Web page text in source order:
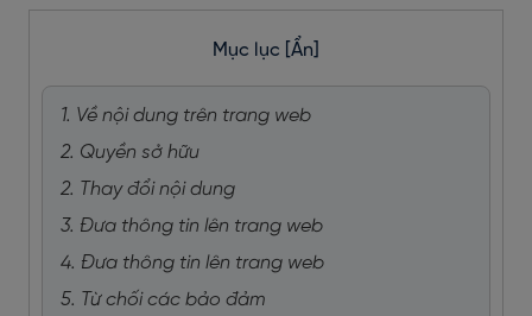
Mục lục [Ẩn]
1. Về nội dung trên trang web
2. Quyền sở hữu
2. Thay đổi nội dung
3. Đưa thông tin lên trang web
4. Đưa thông tin lên trang web
5. Từ chối các bảo đảm